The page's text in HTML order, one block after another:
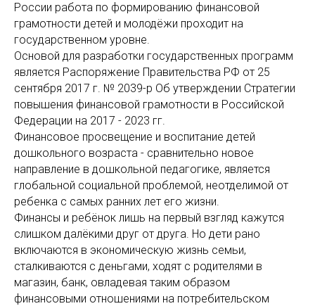
России работа по формированию финансовой
грамотности детей и молодёжи проходит на
государственном уровне.
Основой для разработки государственных программ
является Распоряжение Правительства РФ от 25
сентября 2017 г. № 2039-р Об утверждении Стратегии
повышения финансовой грамотности в Российской
Федерации на 2017 - 2023 гг.
Финансовое просвещение и воспитание детей
дошкольного возраста - сравнительно новое
направление в дошкольной педагогике, является
глобальной социальной проблемой, неотделимой от
ребенка с самых ранних лет его жизни.
Финансы и ребёнок лишь на первый взгляд кажутся
слишком далёкими друг от друга. Но дети рано
включаются в экономическую жизнь семьи,
сталкиваются с деньгами, ходят с родителями в
магазин, банк, овладевая таким образом
финансовыми отношениями на потребительском